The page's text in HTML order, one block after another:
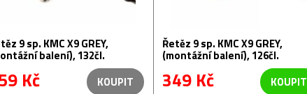
X9 GREY,
balení), 132čl.
Kč KOUPIT
Řetěz 9 sp. KMC X9 GREY,
(montážní balení), 126čl.
349 Kč KOUPIT